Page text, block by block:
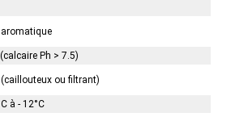
Ph > 7.5)
ou filtrant)
à - 12°C